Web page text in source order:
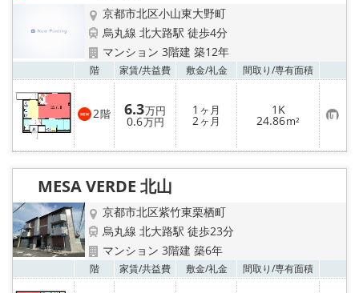
京都市北区小山東大野町
烏丸線 北大路駅 徒歩4分
マンション 3階建 築12年
階 家賃/共益費 敷金/礼金 間取り/専有面積
2階 6.3万円
0.6万円
1 ヶ月
2ヶ月
1K
24.86m² お
気
に
入
り
MESA VERDE 北山
京都市北区紫竹東栗栖町
烏丸線 北大路駅 徒歩23分
マンション 3階建 築6年
階 家賃/共益費 敷金/礼金 間取り/専有面積